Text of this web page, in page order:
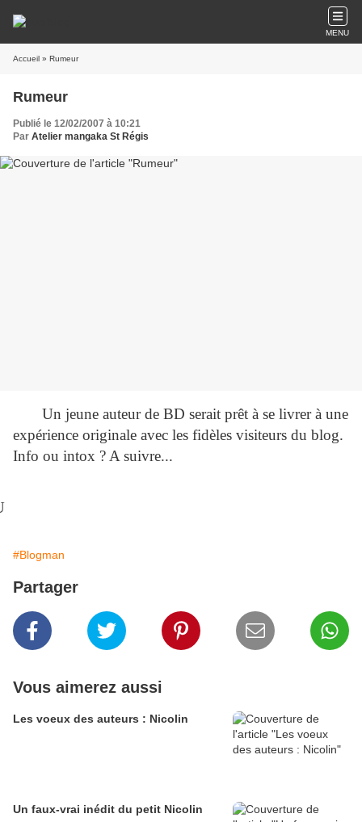
MENU
Accueil » Rumeur
Rumeur
Publié le 12/02/2007 à 10:21
Par Atelier mangaka St Régis
Un jeune auteur de BD serait prêt à se livrer à une
expérience originale avec les fidèles visiteurs du blog.
Info ou intox ? A suivre...
#Blogman
Partager
Vous aimerez aussi
Les voeux des auteurs : Nicolin
Un faux-vrai inédit du petit Nicolin